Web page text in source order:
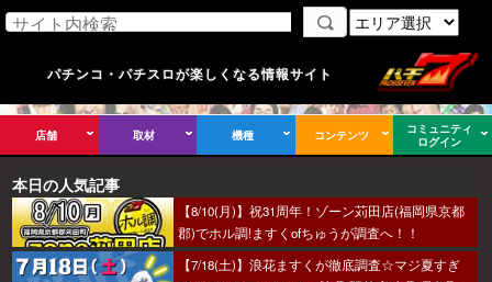
パチンコ・パチスロが楽しくなる情報サイト
店舗 取材 機種 コンテンツ
コミュニティ
ログイン
本日の人気記事
【8/10(月)】祝31周年！ゾーン苅田店(福岡県京都
郡)でホル調!ますくofちゅうが調査へ！！
【7/18(土)】浪花ますくが徹底調査☆マジ夏すぎ